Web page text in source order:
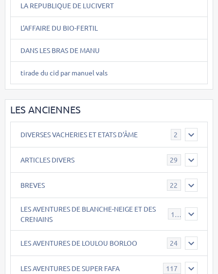
LA REPUBLIQUE DE LUCIVERT
L'AFFAIRE DU BIO-FERTIL
DANS LES BRAS DE MANU
tirade du cid par manuel vals
LES ANCIENNES
DIVERSES VACHERIES ET ETATS D'ÂME 2
ARTICLES DIVERS 29
BREVES 22
LES AVENTURES DE BLANCHE-NEIGE ET DES
CRENAINS
17
LES AVENTURES DE LOULOU BORLOO 24
LES AVENTURES DE SUPER FAFA 117